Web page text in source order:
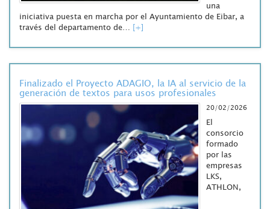
una
iniciativa puesta en marcha por el Ayuntamiento de Eibar, a
través del departamento de… [+]
Finalizado el Proyecto ADAGIO, la IA al servicio de la
generación de textos para usos profesionales
20/02/2026
El
consorcio
formado
por las
empresas
LKS,
ATHLON,